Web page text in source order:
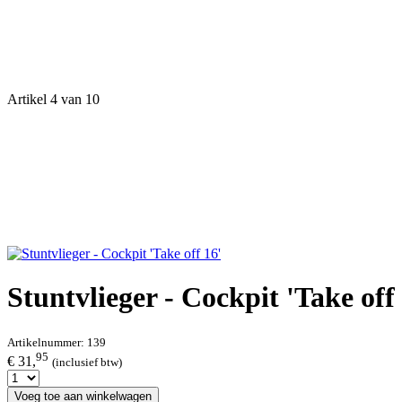
Artikel 4 van 10
Stuntvlieger - Cockpit 'Take off
Artikelnummer: 139
€ 31,95 (inclusief btw)
Voeg toe aan winkelwagen